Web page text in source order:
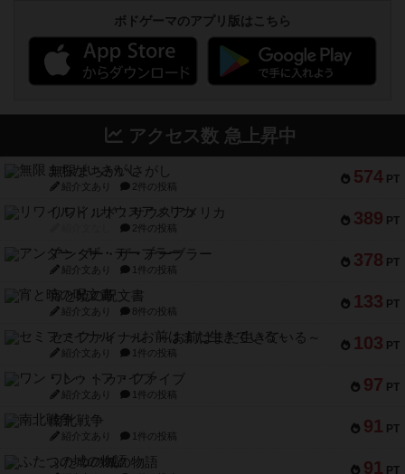
ボドゲーマのアプリ版はこちら
アクセス数 急上昇中
574 PT
無限まちがいさがし
紹介文あり 2件の投稿
389 PT
リワイルド：サウスアメリカ
2件の投稿
378 PT
アンダー・ザ・テーブラー
紹介文あり 1件の投稿
133 PT
宵と暁の呪文書
紹介文あり 8件の投稿
103 PT
セミファイナル ～お前はまだ生きている～
紹介文あり 1件の投稿
97 PT
ワン・トゥ・ファイブ
紹介文あり 1件の投稿
91 PT
南北戦争
紹介文あり 1件の投稿
91 PT
ふたつの城の物語